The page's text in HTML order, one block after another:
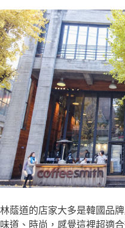
林蔭道的店家大多是韓國品
味道、時尚，感覺這裡超適